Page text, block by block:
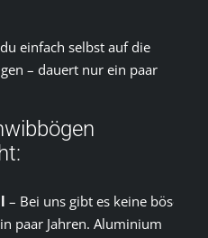
einfach selbst auf die
– dauert nur ein paar
– Bei uns gibt es keine bösen
paar Jahren. Aluminium